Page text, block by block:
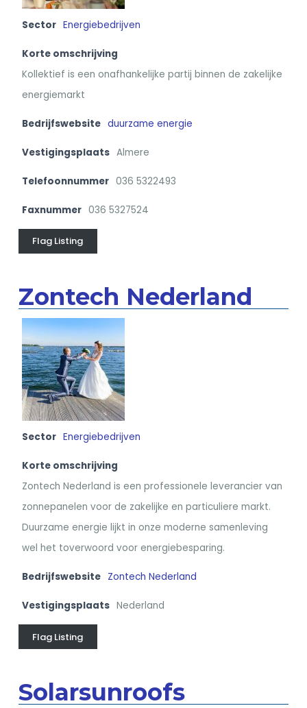
Sector Energiebedrijven
Korte omschrijving
Kollektief is een onafhankelijke partij binnen de zakelijke
energiemarkt
Bedrijfswebsite duurzame energie
Vestigingsplaats Almere
Telefoonnummer 036 5322493
Faxnummer 036 5327524
Flag Listing
Zontech Nederland
Sector Energiebedrijven
Korte omschrijving
Zontech Nederland is een professionele leverancier van
zonnepanelen voor de zakelijke en particuliere markt.
Duurzame energie lijkt in onze moderne samenleving
wel het toverwoord voor energiebesparing.
Bedrijfswebsite Zontech Nederland
Vestigingsplaats Nederland
Flag Listing
Solarsunroofs